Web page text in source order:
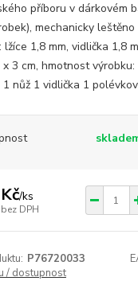
příboru v dárkovém
mechanicky
1,8 mm, vidlička 1,8
x 3 cm, hmotnost
nůž 1 vidlička 1
/ks
bez DPH
P76720033
/ dostupnost